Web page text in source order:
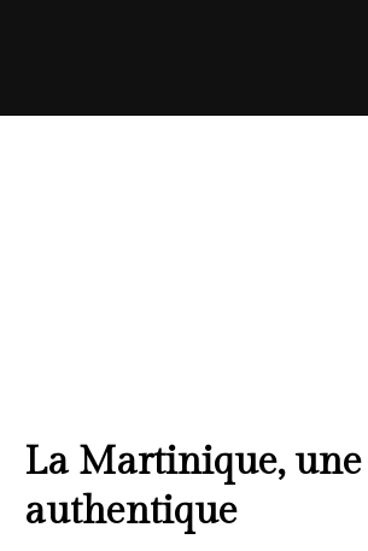
La Martinique,
authentique